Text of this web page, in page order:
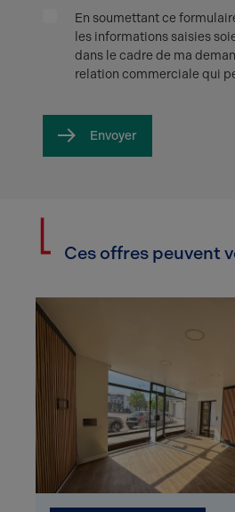
En soumettant ce
les informations saisies
dans le cadre de ma
relation commerciale qui
Envoyer
Ces offres peuvent